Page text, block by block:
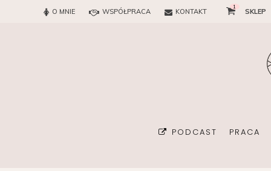
O MNIE WSPÓŁPRACA KONTAKT
1
SKLEP
PODCAST PRACA